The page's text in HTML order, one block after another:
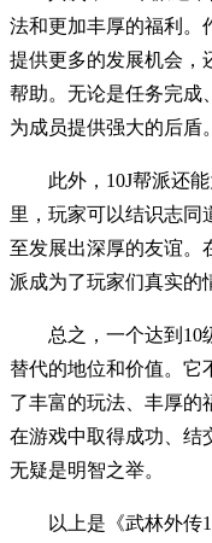
法和更加丰厚的福利。
提供更多的发展机会，
帮助。无论是任务完成
为成员提供强大的后盾。
此外，10J帮派还
里，玩家可以结识志同
至发展出深厚的友谊。
派成为了玩家们真实的
总之，一个达到10
替代的地位和价值。它
了丰富的玩法、丰厚的
在游戏中取得成功、结
无疑是明智之举。
以上是《武林外传